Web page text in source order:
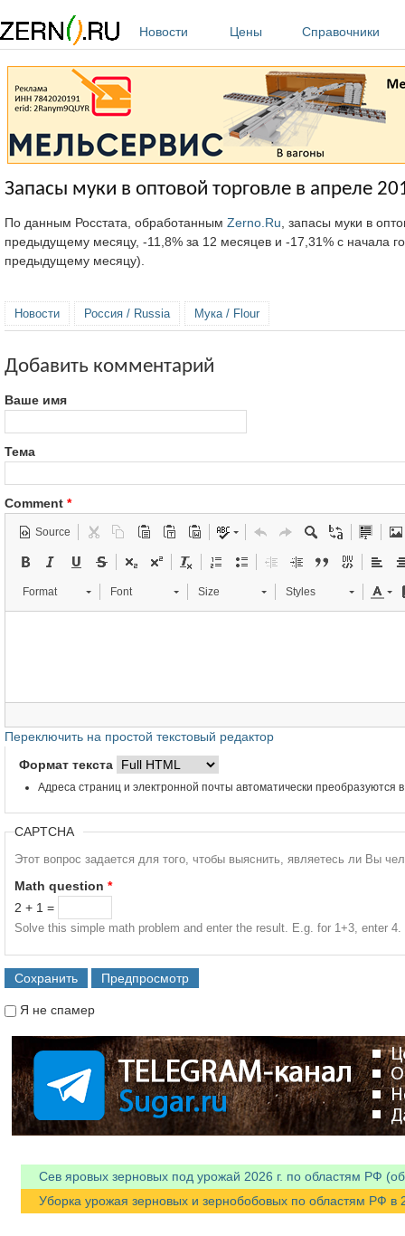
Новости
Цены Справочники
Запасы муки в оптовой торговле в апреле
По данным Росстата, обработанным Zerno.Ru , запасы муки в
предыдущему месяцу, -11,8% за 12 месяцев и -17,31% с начала
предыдущему месяцу).
Новости Россия / Russia Мука / Flour
Добавить комментарий
Ваше имя
Тема
Comment *
Source
Format Font Size Styles
Переключить на простой текстовый редактор
Формат текста
Адреса страниц и электронной почты автоматически преобразуются
CAPTCHA
Этот вопрос задается для того, чтобы выяснить, являетесь ли Вы
Math question *
2 + 1 =
Solve this simple math problem and enter the result. E.g. for 1+3, enter 4.
Я не спамер
Сев яровых зерновых под урожай 2026 г. по областям РФ
Уборка урожая зерновых и зернобобовых по областям РФ в